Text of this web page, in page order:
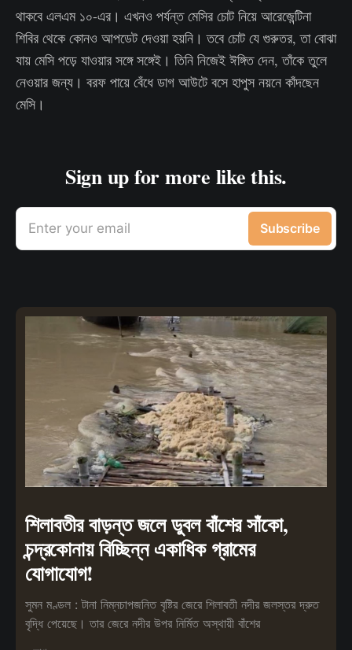
থাকবে এলএম ১০-এর। এখনও পর্যন্ত মেসির চোট নিয়ে আরেজেন্টিনা
শিবির থেকে কোনও আপডেট দেওয়া হয়নি। তবে চোট যে গুরুতর, তা বোঝা
যায় মেসি পড়ে যাওয়ার সঙ্গে সঙ্গেই। তিনি নিজেই ঈঙ্গিত দেন, তাঁকে তুলে
নেওয়ার জন্য। বরফ পায়ে বেঁধে ডাগ আউটে বসে হাপুস নয়নে কাঁদছেন
মেসি।
Sign up for more like this.
Enter your email Subscribe
শিলাবতীর বাড়ন্ত জলে ডুবল বাঁশের সাঁকো,
চন্দ্রকোনায় বিচ্ছিন্ন একাধিক গ্রামের
যোগাযোগ!
সুমন মণ্ডল : টানা নিম্নচাপজনিত বৃষ্টির জেরে শিলাবতী নদীর জলস্তর দ্রুত
বৃদ্ধি পেয়েছে। তার জেরে নদীর উপর নির্মিত অস্থায়ী বাঁশের